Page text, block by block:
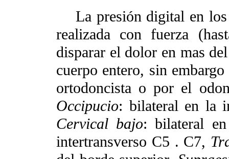
La presión digital en los
realizada con fuerza
disparar el dolor en mas
cuerpo entero, sin
ortodoncista o por el
Occipucio: bilateral en la
Cervical bajo: bilateral
intertransverso C5 . C7,